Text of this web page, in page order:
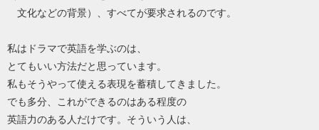
文化などの背景）、すべてが要求されるのです。
私はドラマで英語を学ぶのは、
とてもいい方法だと思っています。
私もそうやって使える表現を蓄積してきました。
でも多分、これができるのはある程度の
英語力のある人だけです。そういう人は、